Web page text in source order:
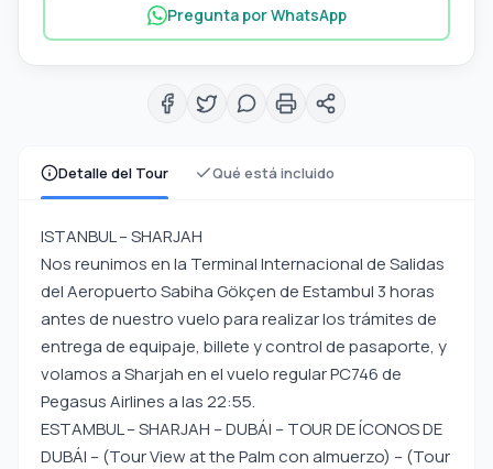
Detalle del Tour Qué está incluido
ISTANBUL – SHARJAH
Nos reunimos en la Terminal Internacional de Salidas
del Aeropuerto Sabiha Gökçen de Estambul 3 horas
antes de nuestro vuelo para realizar los trámites de
entrega de equipaje, billete y control de pasaporte, y
volamos a Sharjah en el vuelo regular PC746 de
Pegasus Airlines a las 22:55.
ESTAMBUL – SHARJAH – DUBÁI – TOUR DE ÍCONOS DE
DUBÁI – (Tour View at the Palm con almuerzo) – (Tour
Pregunta por WhatsApp